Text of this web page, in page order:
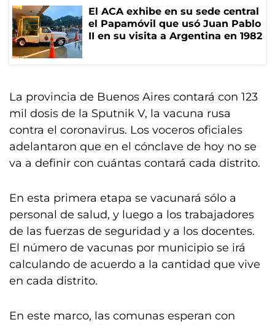
El ACA exhibe en su sede central
el Papamóvil que usó Juan Pablo
II en su visita a Argentina en 1982
La provincia de Buenos Aires contará con 123
mil dosis de la Sputnik V, la vacuna rusa
contra el coronavirus. Los voceros oficiales
adelantaron que en el cónclave de hoy no se
va a definir con cuántas contará cada distrito.
En esta primera etapa se vacunará sólo a
personal de salud, y luego a los trabajadores
de las fuerzas de seguridad y a los docentes.
El número de vacunas por municipio se irá
calculando de acuerdo a la cantidad que vive
en cada distrito.
En este marco, las comunas esperan con